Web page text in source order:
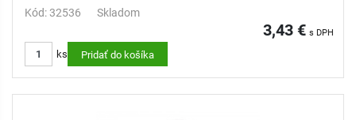
Kód: 32536 Skladom
3,43 € s DPH
ks Pridať do košíka